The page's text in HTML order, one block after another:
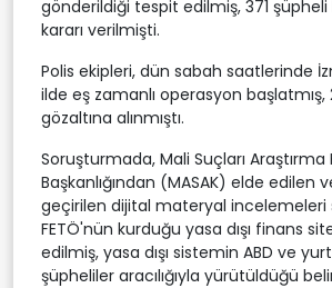
gönderildiği tespit edilmiş, 371 şüpheli
kararı verilmişti.
Polis ekipleri, dün sabah saatlerinde
ilde eş zamanlı operasyon başlatmış,
gözaltına alınmıştı.
Soruşturmada, Mali Suçları Araştırma
Başkanlığından (MASAK) elde edilen
geçirilen dijital materyal incelemeleri
FETÖ'nün kurduğu yasa dışı finans
edilmiş, yasa dışı sistemin ABD ve
şüpheliler aracılığıyla yürütüldüğü